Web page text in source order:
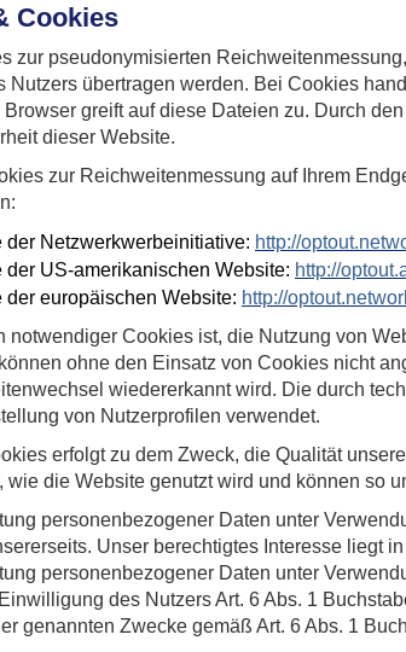
Cookies
zur pseudonymisierten
Nutzers übertragen werden. Bei Cookies
greift auf diese Dateien zu. Durch
dieser Website.
zur Reichweitenmessung auf Ihrem
Netzwerkwerbeinitiative: http://
US-amerikanischen Website: http://
europäischen Website: http://
notwendiger Cookies ist, die Nutzung von
ohne den Einsatz von Cookies nicht
wiedererkannt wird. Die durch
von Nutzerprofilen verwendet.
erfolgt zu dem Zweck, die Qualität
die Website genutzt wird und können so
personenbezogener Daten unter
Unser berechtigtes Interesse liegt
personenbezogener Daten unter
des Nutzers Art. 6 Abs. 1
genannten Zwecke gemäß Art. 6 Abs. 1